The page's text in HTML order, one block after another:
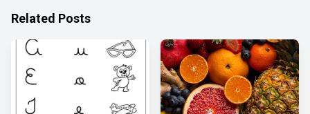
Related Posts